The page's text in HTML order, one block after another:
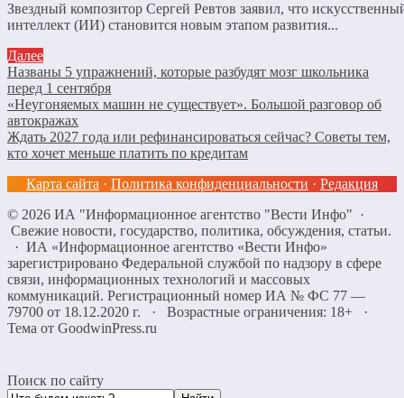
Звездный композитор Сергей Ревтов заявил, что
интеллект (ИИ) становится новым этапом развития...
Далее
Названы 5 упражнений, которые разбудят мозг школьника
перед 1 сентября
«Неугоняемых машин не существует». Большой разговор об
автокражах
Ждать 2027 года или рефинансироваться сейчас? Советы тем,
кто хочет меньше платить по кредитам
Карта сайта · Политика конфиденциальности · Редакция
© 2026 ИА "Информационное агентство "Вести Инфо" ·
Свежие новости, государство, политика, обсуждения, статьи.
· ИА «Информационное агентство «Вести Инфо»
зарегистрировано Федеральной службой по надзору в сфере
связи, информационных технологий и массовых
коммуникаций. Регистрационный номер ИА № ФС 77 —
79700 от 18.12.2020 г. · Возрастные ограничения: 18+
·
Тема от GoodwinPress.ru
Поиск по сайту